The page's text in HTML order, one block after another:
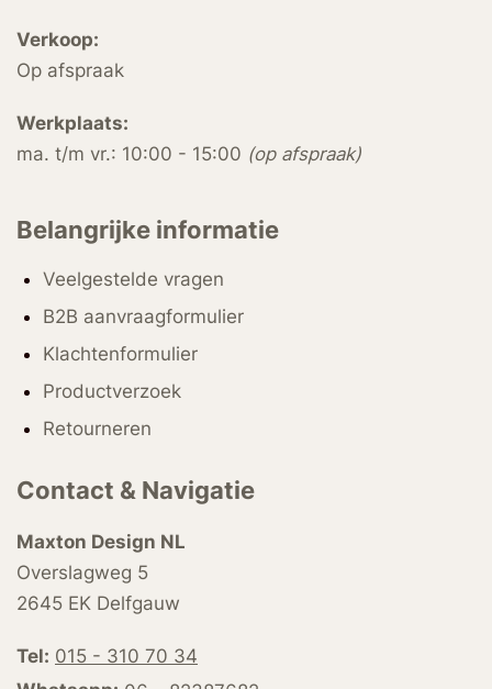
Verkoop:
Op afspraak
Werkplaats:
ma. t/m vr.: 10:00 - 15:00 (op afspraak)
Belangrijke informatie
Veelgestelde vragen
B2B aanvraagformulier
Klachtenformulier
Productverzoek
Retourneren
Contact & Navigatie
Maxton Design NL
Overslagweg 5
2645 EK Delfgauw
Tel: 015 - 310 70 34